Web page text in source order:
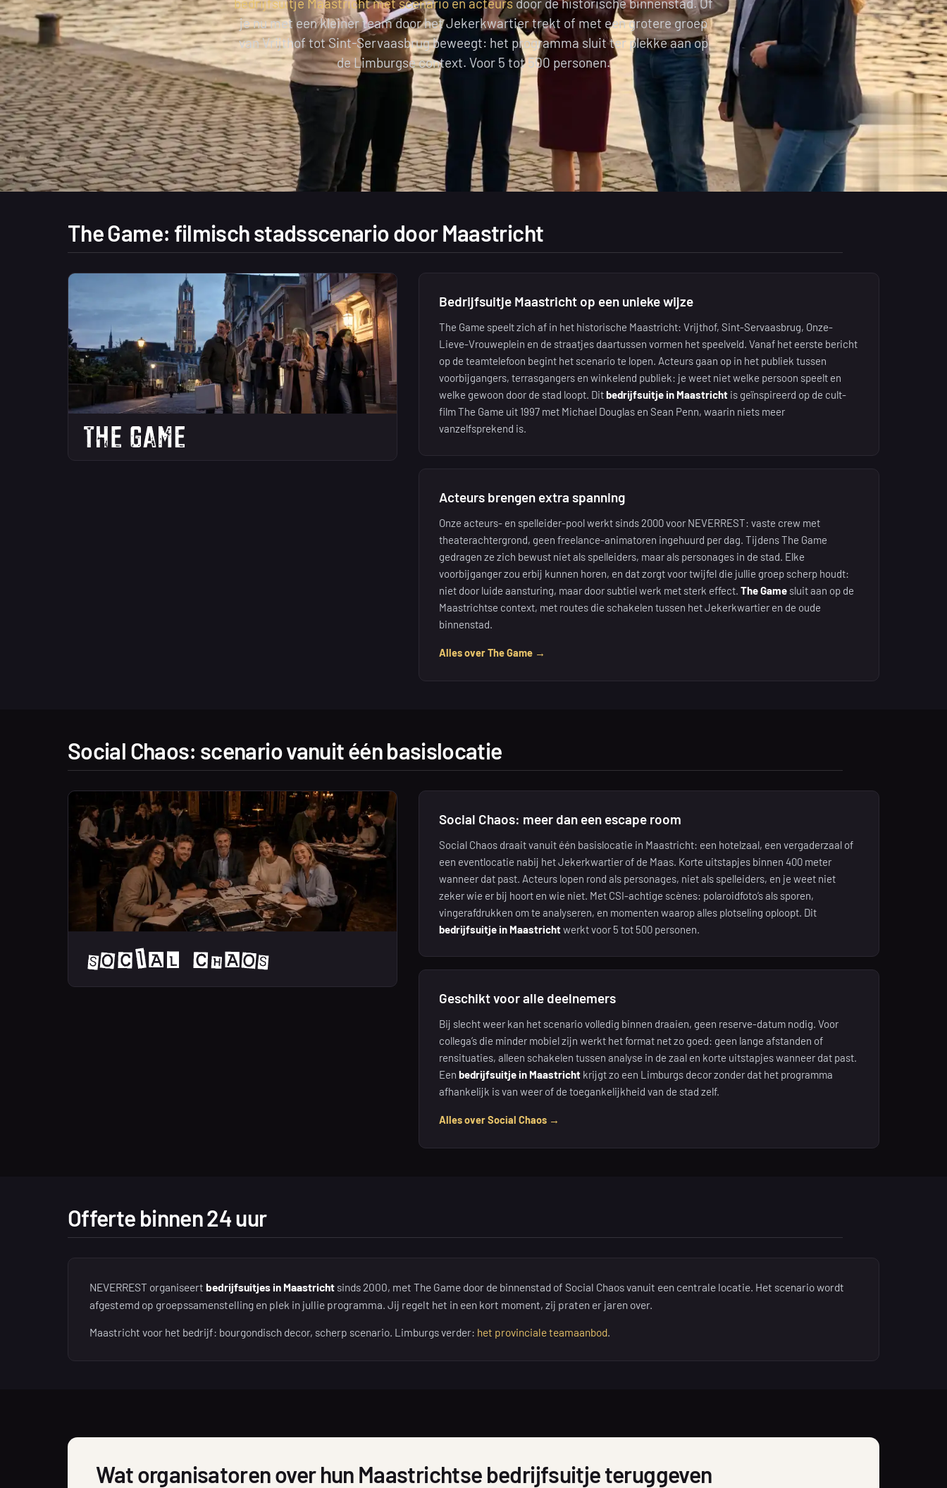
je nu met een kleiner team door het Jekerkwartier trekt of met een grotere groep
van Vrijthof tot Sint-Servaasbrug beweegt: het programma sluit ter plekke aan op
de Limburgse context. Voor 5 tot 500 personen.
The Game: filmisch stadsscenario door Maastricht
Bedrijfsuitje Maastricht op een unieke wijze
The Game speelt zich af in het historische Maastricht: Vrijthof, Sint-Servaasbrug, Onze-
Lieve-Vrouweplein en de straatjes daartussen vormen het speelveld. Vanaf het eerste bericht
op de teamtelefoon begint het scenario te lopen. Acteurs gaan op in het publiek tussen
voorbijgangers, terrasgangers en winkelend publiek: je weet niet welke persoon speelt en
welke gewoon door de stad loopt. Ditbedrijfsuitje in Maastrichtis geïnspireerd op de cult-
film The Game uit 1997 met Michael Douglas en Sean Penn, waarin niets meer
vanzelfsprekend is.
Acteurs brengen extra spanning
Onze acteurs- en spelleider-pool werkt sinds 2000 voor NEVERREST: vaste crew met
theaterachtergrond, geen freelance-animatoren ingehuurd per dag. Tijdens The Game
gedragen ze zich bewust niet als spelleiders, maar als personages in de stad. Elke
voorbijganger zou erbij kunnen horen, en dat zorgt voor twijfel die jullie groep scherp houdt:
niet door luide aansturing, maar door subtiel werk met sterk effect. The Gamesluit aan op de
Maastrichtse context, met routes die schakelen tussen het Jekerkwartier en de oude
binnenstad.
Alles over The Game →
Social Chaos: scenario vanuit één basislocatie
Social Chaos: meer dan een escape room
Social Chaos draait vanuit één basislocatie in Maastricht: een hotelzaal, een vergaderzaal of
een eventlocatie nabij het Jekerkwartier of de Maas. Korte uitstapjes binnen 400 meter
wanneer dat past. Acteurs lopen rond als personages, niet als spelleiders, en je weet niet
zeker wie er bij hoort en wie niet. Met CSI-achtige scènes: polaroidfoto’s als sporen,
vingerafdrukken om te analyseren, en momenten waarop alles plotseling oploopt. Dit
bedrijfsuitje in Maastrichtwerkt voor 5 tot 500 personen.
Geschikt voor alle deelnemers
Bij slecht weer kan het scenario volledig binnen draaien, geen reserve-datum nodig. Voor
collega’s die minder mobiel zijn werkt het format net zo goed: geen lange afstanden of
rensituaties, alleen schakelen tussen analyse in de zaal en korte uitstapjes wanneer dat past.
Een bedrijfsuitje in Maastrichtkrijgt zo een Limburgs decor zonder dat het programma
afhankelijk is van weer of de toegankelijkheid van de stad zelf.
Alles over Social Chaos →
Offerte binnen 24 uur
NEVERREST organiseert bedrijfsuitjes in Maastricht sinds 2000, met The Game door de binnenstad of Social Chaos vanuit een centrale locatie. Het scenario wordt
afgestemd op groepssamenstelling en plek in jullie programma. Jij regelt het in een kort moment, zij praten er jaren over.
Maastricht voor het bedrijf: bourgondisch decor, scherp scenario. Limburgs verder: het provinciale teamaanbod.
Wat organisatoren over hun Maastrichtse bedrijfsuitje teruggeven